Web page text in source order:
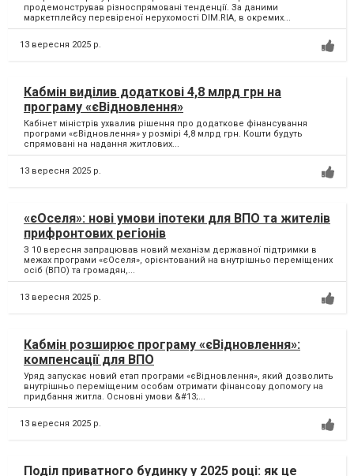
продемонстрував різноспрямовані тенденції. За даними
маркетплейсу перевіреної нерухомості DIM.RIA, в окремих...
13 вересня 2025 р.
Кабмін виділив додаткові 4,8 млрд грн на
програму «єВідновлення»
Кабінет міністрів ухвалив рішення про додаткове фінансування
програми «єВідновлення» у розмірі 4,8 млрд грн. Кошти будуть
спрямовані на надання житлових...
13 вересня 2025 р.
«єОселя»: нові умови іпотеки для ВПО та жителів
прифронтових регіонів
З 10 вересня запрацював новий механізм державної підтримки в
межах програми «єОселя», орієнтований на внутрішньо переміщених
осіб (ВПО) та громадян,...
13 вересня 2025 р.
Кабмін розширює програму «єВідновлення»:
компенсації для ВПО
Уряд запускає новий етап програми «єВідновлення», який дозволить
внутрішньо переміщеним особам отримати фінансову допомогу на
придбання житла. Основні умови &#13;...
13 вересня 2025 р.
Поділ приватного будинку у 2025 році: як це